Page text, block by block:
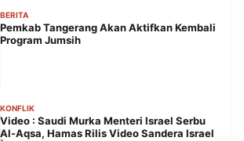
BERITA
Pemkab Tangerang Akan Aktifkan Kembali
Program Jumsih
KONFLIK
Video : Saudi Murka Menteri Israel Serbu
Al-Aqsa, Hamas Rilis Video Sandera Israel